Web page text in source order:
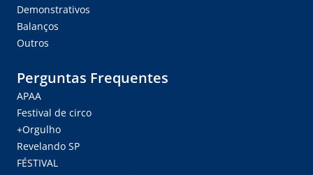
Demonstrativos
Balanços
Outros
Perguntas Frequentes
APAA
Festival de circo
+Orgulho
Revelando SP
FÉSTIVAL